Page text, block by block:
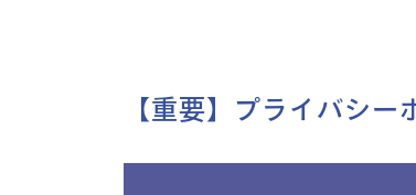
【重要】プライバシ